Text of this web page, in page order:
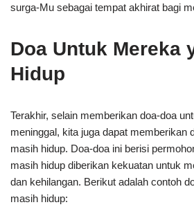
surga-Mu sebagai tempat akhirat bagi
Doa Untuk Mereka
Hidup
Terakhir, selain memberikan doa-doa
meninggal, kita juga dapat memberikan
masih hidup. Doa-doa ini berisi
masih hidup diberikan kekuatan untuk
dan kehilangan. Berikut adalah contoh
masih hidup: